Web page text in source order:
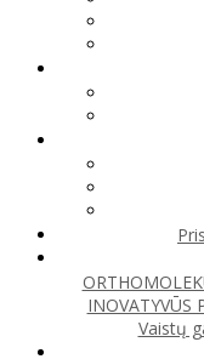
INOVATYVŪS
Vaistų